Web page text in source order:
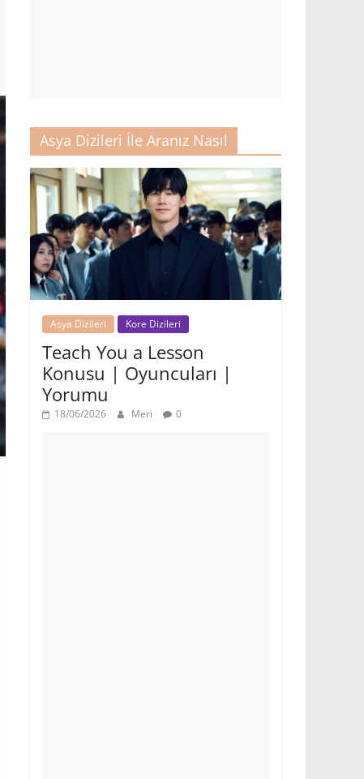
Asya Dizileri İle Aranız Nasıl
Asya Dizileri Kore Dizileri
Teach You a Lesson
Konusu | Oyuncuları |
Yorumu
18/06/2026 Meri 0